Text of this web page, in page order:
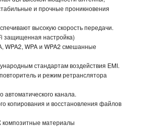
ЕДЫ
и прочные проникновения
высокую скорость передачи.
защищенная настройка)
WPA2, WPA и WPA2 смешанные
стандартам воздействия EMI.
и режим ретранслятора
автоматического канала.
копирования и восстановления файлов
материалы